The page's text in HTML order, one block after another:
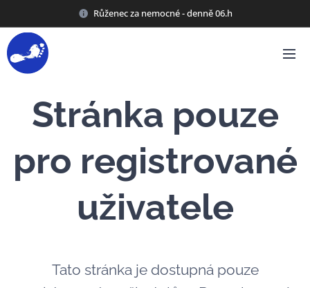
Růženec za nemocné - denně 06.h
Stránka pouze
pro registrované
uživatele
Tato stránka je dostupná pouze